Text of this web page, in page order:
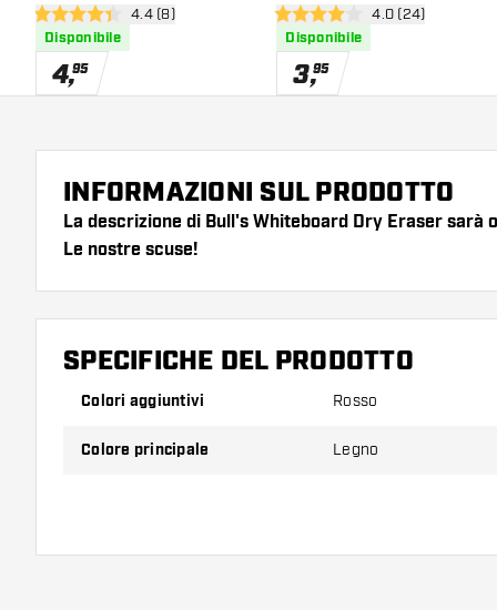
apri pannello recensioni
4.4 stelle di valutazione
4.4 (8)
Disponibile
4,95
apri pannello
4 stelle di valutazione
4.0 (24)
Disponibile
3,95
INFORMAZIONI SUL PRODOTTO
La descrizione di Bull's Whiteboard Dry Eraser sarà
Le nostre scuse!
SPECIFICHE DEL PRODOTTO
Colori aggiuntivi Rosso
Colore principale Legno